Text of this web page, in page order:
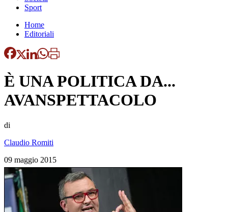
Sport
Home
Editoriali
È UNA POLITICA DA...
AVANSPETTACOLO
di
Claudio Romiti
09 maggio 2015